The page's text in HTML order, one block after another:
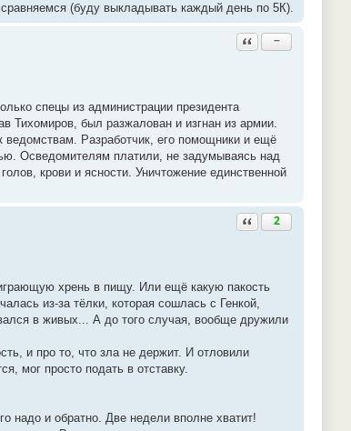
(буду выкладывать каждый день по 5К).
Ответить с цитатой
−
спецы из администрации президента
Тихомиров, был разжалован и изгнан из армии.
ведомствам. Разработчик, его помощники и ещё
Осведомителям платили, не задумываясь над
крови и ясности. Уничтожение единственной
Ответить с цитатой
2
хрень в пищу. Или ещё какую пакость
из-за тёлки, которая сошлась с Генкой,
в живых... А до того случая, вообще дружили
и про то, что зла не держит. И отловили
мог просто подать в отставку.
надо и обратно. Две недели вполне хватит!